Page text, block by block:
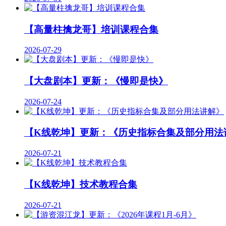
【高量柱擒龙哥】培训课程合集
2026-07-29
【大盘剧本】更新：《慢即是快》
2026-07-24
【K线乾坤】更新：《历史指标合集及部分用
2026-07-21
【K线乾坤】技术教程合集
2026-07-21